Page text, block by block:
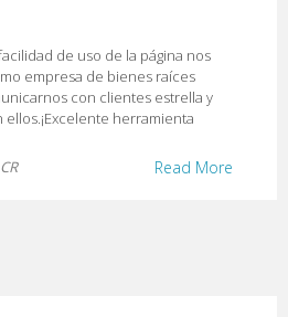
de uso de la página nos
empresa de bienes raíces
con clientes estrella y
herramienta
Read More